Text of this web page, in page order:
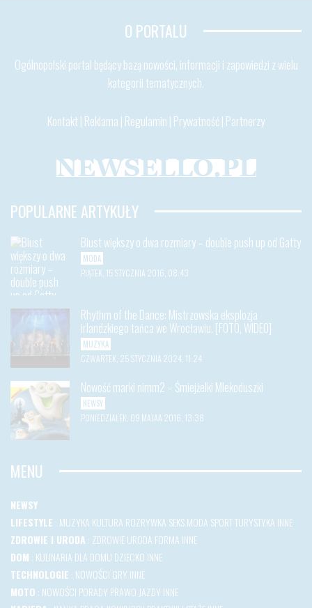
O PORTALU
Ogólnopolski portal będący bazą nowości, informacji i zapowiedzi z wielu
kategorii tematycznych.
Kontakt | Reklama | Regulamin | Prywatność| Partnerzy
POPULARNE ARTYKUŁY
Biust większy o dwa rozmiary – double push up od Gatty
MODA
PIĄTEK, 15 STYCZNIA 2016, 08:43
Rhythm of the Dance: Mistrzowska eksplozja
irlandzkiego tańca we Wrocławiu. [FOTO, WIDEO]
MUZYKA
CZWARTEK, 25 STYCZNIA 2024, 11:24
Nowość marki nimm2 – Śmiejżelki Mlekoduszki
NEWSY
PONIEDZIAŁEK, 09 MAJAA 2016, 13:38
MENU
NEWSY
LIFESTYLE : MUZYKA KULTURA ROZRYWKA SEKSMODA SPORTTURYSTYKA INNE
ZDROWIE I URODA : ZDROWIEURODA FORMA INNE
DOM : KULINARIA DLA DOMU DZIECKO INNE
TECHNOLOGIE : NOWOŚCI GRY INNE
MOTO : NOWOŚCI PORADY PRAWO JAZDY INNE